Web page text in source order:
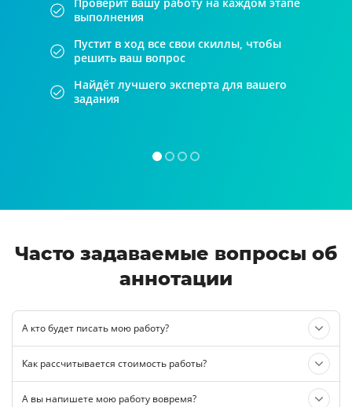
выполнения
Пустит в ход все свои скиллы, чтобы
решить ваш вопрос
Найдёт лучшего эксперта для вашего
задания
Часто задаваемые вопросы об
аннотации
А кто будет писать мою работу?
Как рассчитывается стоимость работы?
А вы напишете мою работу вовремя?